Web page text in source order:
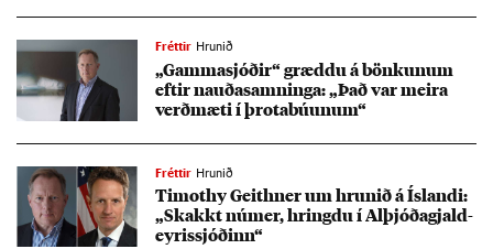
Fréttir Hrunið
„Gamm­a­sjóð­ir“ græddu á bönk­un­um
eft­ir nauða­samn­inga: „Það var meira
verð­mæti í þrota­bú­un­um“
Fréttir Hrunið
Timot­hy Geit­hner um hrun­ið á Ís­landi:
„Skakkt núm­er, hringdu í Al­þjóða­gjald­
eyr­is­sjóð­inn“